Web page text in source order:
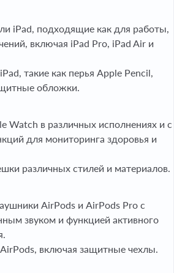
iPad, подходящие как для работы,
включая iPad Pro, iPad Air и
такие как перья Apple Pencil,
обложки.
Watch в различных исполнениях и с
для мониторинга здоровья и
различных стилей и материалов.
AirPods и AirPods Pro с
звуком и функцией активного
включая защитные чехлы.